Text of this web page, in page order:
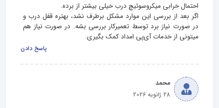
اگر بعد از بررسی این موارد مشکل برطرف نشد، بهتره قفل درب و
در صورت نیاز برد توسط تعمیرکار بررسی بشه. در صورت نیاز هم
میتونی از خدمات آی‌پی امداد کمک بگیری.
پاسخ دادن
محمد
28 ژانویه 2026